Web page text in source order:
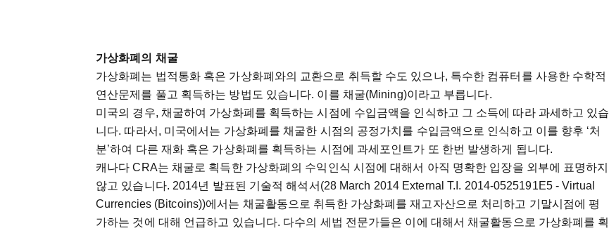
가상화폐의 채굴
가상화폐는 법적통화 혹은 가상화폐와의 교환으로 취득할 수도 있으나, 특수한 컴퓨터를 사용한 수학적
연산문제를 풀고 획득하는 방법도 있습니다. 이를 채굴(Mining)이라고 부릅니다.
미국의 경우, 채굴하여 가상화폐를 획득하는 시점에 수입금액을 인식하고 그 소득에 따라 과세하고 있습
니다. 따라서, 미국에서는 가상화폐를 채굴한 시점의 공정가치를 수입금액으로 인식하고 이를 향후 ‘처
분’하여 다른 재화 혹은 가상화폐를 획득하는 시점에 과세포인트가 또 한번 발생하게 됩니다.
캐나다 CRA는 채굴로 획득한 가상화폐의 수익인식 시점에 대해서 아직 명확한 입장을 외부에 표명하지
않고 있습니다. 2014년 발표된 기술적 해석서(28 March 2014 External T.I. 2014-0525191E5 - Virtual
Currencies (Bitcoins))에서는 채굴활동으로 취득한 가상화폐를 재고자산으로 처리하고 기말시점에 평
가하는 것에 대해 언급하고 있습니다. 다수의 세법 전문가들은 이에 대해서 채굴활동으로 가상화폐를 획